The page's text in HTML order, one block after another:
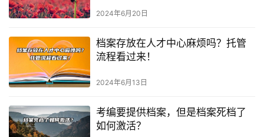
2024年6月20日
档案存放在人才中心麻烦吗？托管
流程看过来！
2024年6月13日
考编要提供档案，但是档案死档了
如何激活？